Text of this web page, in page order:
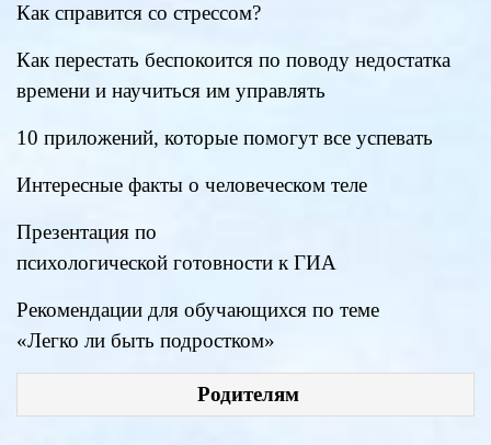
Как справится со стрессом?
Как перестать беспокоится по поводу недостатка
времени и научиться им управлять
10 приложений, которые помогут все успевать
Интересные факты о человеческом теле
Презентация по
психологической готовности к ГИА
Рекомендации для обучающихся по теме
«Легко ли быть подростком»
Родителям